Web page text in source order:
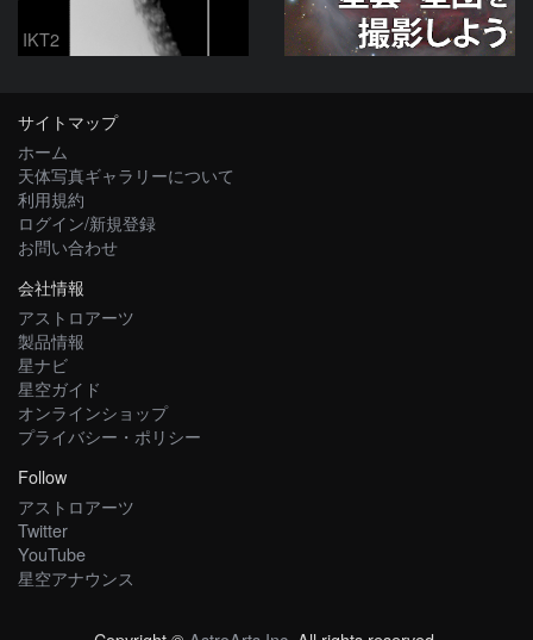
IKT2
サイトマップ
ホーム
天体写真ギャラリーについて
利用規約
ログイン/新規登録
お問い合わせ
会社情報
アストロアーツ
製品情報
星ナビ
星空ガイド
オンラインショップ
プライバシー・ポリシー
Follow
アストロアーツ
Twitter
YouTube
星空アナウンス